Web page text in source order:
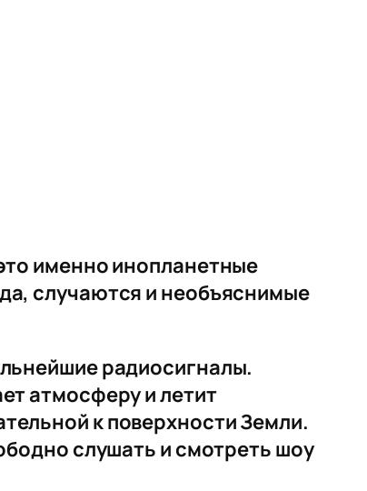
именно инопланетные
случаются и необъяснимые
радиосигналы.
атмосферу и летит
к поверхности Земли.
слушать и смотреть шоу